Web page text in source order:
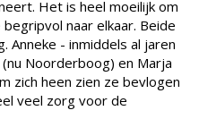
Het is heel moeilijk om
naar elkaar. Beide
Anneke - inmiddels al jaren
Noorderboog) en Marja
zich heen zien ze bevlogen
veel zorg voor de